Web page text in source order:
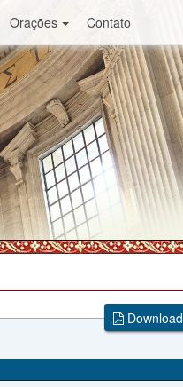
Orações Contato
Download